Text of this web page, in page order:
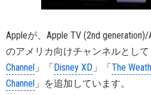
Appleが、Apple TV (2nd
のアメリカ向けチャンネルとして
Channel 」「Disney XD 」「The
Channel 」を追加しています。